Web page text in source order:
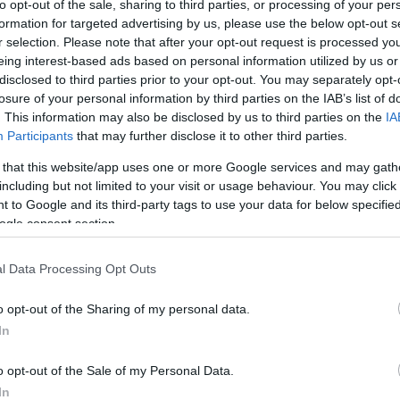
opt-out of the sale, sharing to third parties, or processing of your
for targeted advertising by us, please use the below opt-out
selection. Please note that after your opt-out request is processed
interest-based ads based on personal information utilized by us
to third parties prior to your opt-out. You may separately
of your personal information by third parties on the IAB’s list of
This information may also be disclosed by us to third parties on the
Participants that may further disclose it to other third parties.
that this website/app uses one or more Google services and may
but not limited to your visit or usage behaviour. You may
to Google and its third-party tags to use your data for below
consent section.
Data Processing Opt Outs
opt-out of the Sharing of my personal data.
opt-out of the Sale of my Personal Data.
den größten Flughafen der Region und wird
beliebten Urlaubsziel und einem sichtbaren
nach Malta
Universal Air-Flug aus Malta kam am Debrecen
Fluggesellschaft zwei wöchentliche Hin –
malta durchführen, wobei sie 78-sitzige
und somit direkte Verbindungen zwischen diesen
wurde der erste Malta-Debrecen-Flug